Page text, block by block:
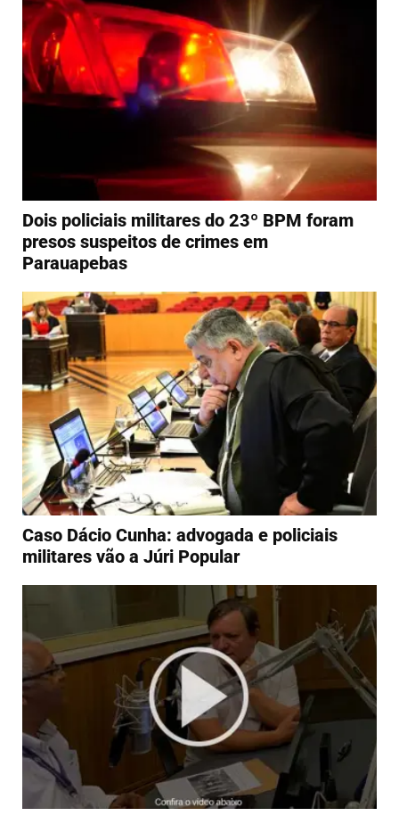
Dois policiais militares do 23º BPM foram
presos suspeitos de crimes em
Parauapebas
Caso Dácio Cunha: advogada e policiais
militares vão a Júri Popular